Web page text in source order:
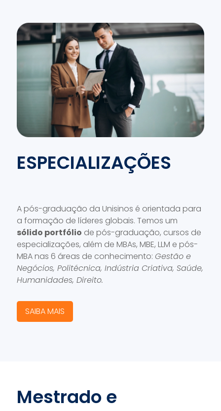
ESPECIALIZAÇÕES
A pós-graduação da Unisinos é orientada para
a formação de líderes globais. Temos um
sólido portfólio de pós-graduação, cursos de
especializações, além de MBAs, MBE, LLM e pós-
MBA nas 6 áreas de conhecimento: Gestão e
Negócios, Politécnica, Indústria Criativa, Saúde,
Humanidades, Direito.
SAIBA MAIS
Mestrado e